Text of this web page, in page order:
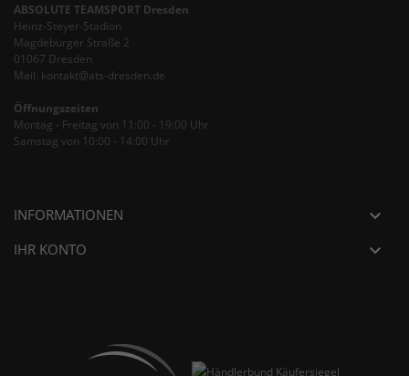
ABSOLUTE TEAMSPORT Dresden
Heinz-Steyer-Stadion
Magdeburger Straße 2
01067 Dresden
Mail: kontakt@ats-dresden.de
Öffnungszeiten
Montag - Freitag von 11:00 - 19:00 Uhr
Samstag von 10:00 - 14:00 Uhr
INFORMATIONEN 
IHR KONTO 